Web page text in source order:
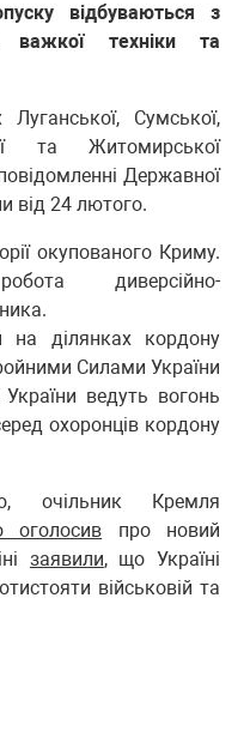
відбуваються з
важкої техніки та
Сумської,
та Житомирської
Державної
від 24 лютого.
окупованого Криму.
диверсійно-
на ділянках кордону
Силами України
ведуть вогонь
охоронців кордону
очільник Кремля
оголосив про новий
заявили, що Україні
військовій та